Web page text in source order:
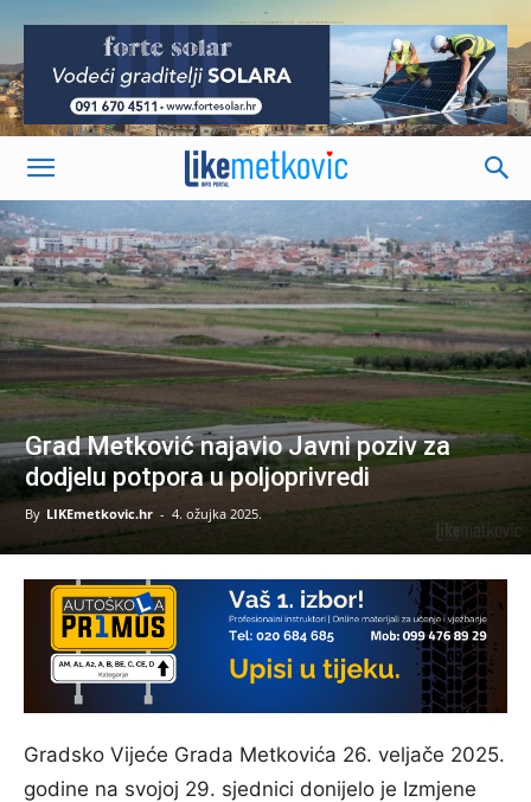
-
Grad Metković najavio Javni poziv za
dodjelu potpora u poljoprivredi
By LIKEmetkovic.hr - 4. ožujka 2025.
Gradsko Vijeće Grada Metkovića 26. veljače 2025.
godine na svojoj 29. sjednici donijelo je Izmjene